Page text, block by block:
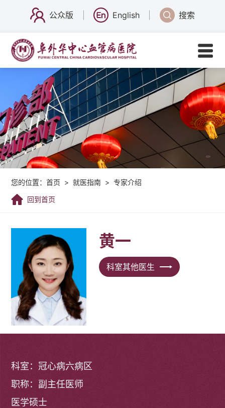
公众版 English 搜索
您的位置：首页 > 就医指南 > 专家介绍
回到首页
黄一
科室其他医生
科室：冠心病六病区
职称：副主任医师
医学硕士